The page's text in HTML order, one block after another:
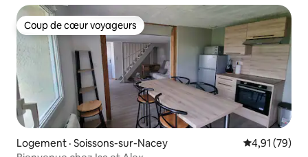
Coup de cœur voyageurs
Coup de cœur voyageurs
Logement · Soissons-sur-Nacey Note
4,91 (79)